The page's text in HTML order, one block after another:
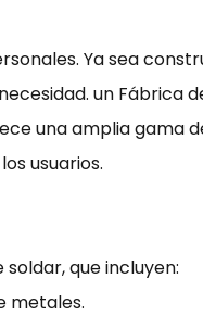
Ya sea
un Fábrica
una amplia gama
usuarios.
que incluyen:
metales.